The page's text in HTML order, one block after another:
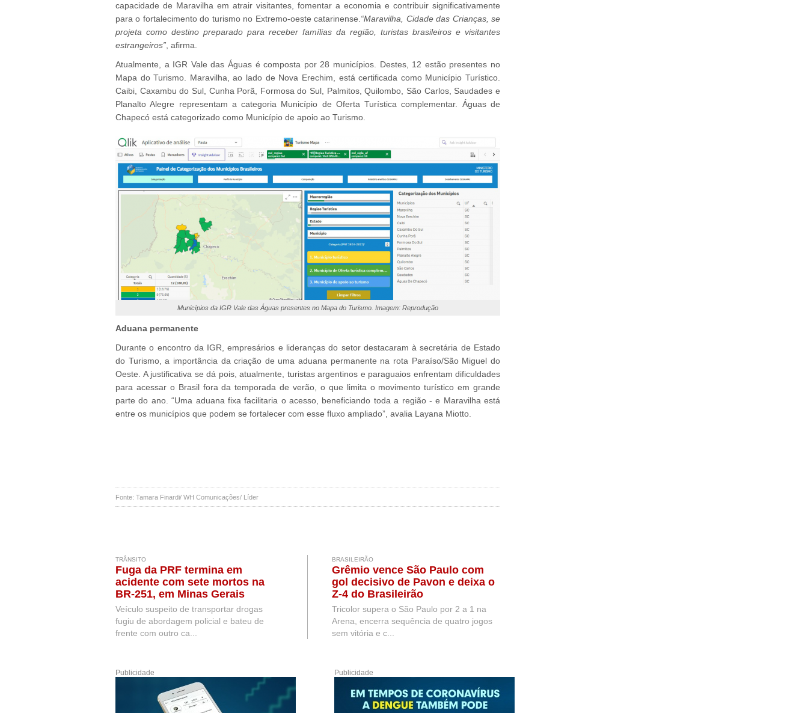
capacidade de Maravilha em atrair visitantes, fomentar a economia e contribuir significativamente
para o fortalecimento do turismo no Extremo-oeste catarinense. “Maravilha, Cidade das Crianças, se
projeta como destino preparado para receber famílias da região, turistas brasileiros e visitantes
estrangeiros” , afirma.
Atualmente, a IGR Vale das Águas é composta por 28 municípios. Destes, 12 estão presentes no
Mapa do Turismo. Maravilha, ao lado de Nova Erechim, está certificada como Município Turístico.
Caibi, Caxambu do Sul, Cunha Porã, Formosa do Sul, Palmitos, Quilombo, São Carlos, Saudades e
Planalto Alegre representam a categoria Município de Oferta Turística complementar. Águas de
Chapecó está categorizado como Município de apoio ao Turismo.
Municípios da IGR Vale das Águas presentes no Mapa do Turismo. Imagem: Reprodução
Aduana permanente
Durante o encontro da IGR, empresários e lideranças do setor destacaram à secretária de Estado
do Turismo, a importância da criação de uma aduana permanente na rota Paraíso/São Miguel do
Oeste. A justificativa se dá pois, atualmente, turistas argentinos e paraguaios enfrentam dificuldades
para acessar o Brasil fora da temporada de verão, o que limita o movimento turístico em grande
parte do ano. “Uma aduana fixa facilitaria o acesso, beneficiando toda a região - e Maravilha está
entre os municípios que podem se fortalecer com esse fluxo ampliado”, avalia Layana Miotto.
Fonte: Tamara Finardi/ WH Comunicações/ Líder
TRÂNSITO
Fuga da PRF termina em
acidente com sete mortos na
BR-251, em Minas Gerais
Veículo suspeito de transportar drogas
fugiu de abordagem policial e bateu de
frente com outro ca...
BRASILEIRÃO
Grêmio vence São Paulo com
gol decisivo de Pavon e deixa o
Z-4 do Brasileirão
Tricolor supera o São Paulo por 2 a 1 na
Arena, encerra sequência de quatro jogos
sem vitória e c...
Publicidade Publicidade